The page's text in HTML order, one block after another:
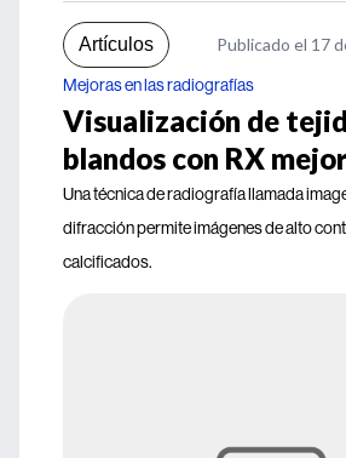
Artículos Publicado el 17
Mejoras en las radiografías
Visualización de
blandos con RX
Una técnica de radiografía llamada
difracción permite imágenes de alto
calcificados.